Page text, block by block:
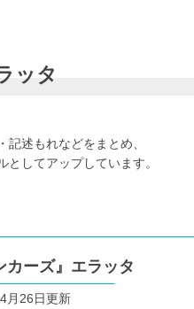
ッタ
記述もれなどをまとめ、
としてアップしています。
カーズ』エラッタ
月26日更新